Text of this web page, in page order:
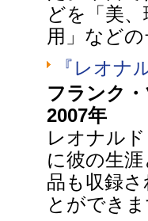
どを「美
用」など
『レオ
フランク
2007年
レオナル
に彼の生
品も収録
とができ